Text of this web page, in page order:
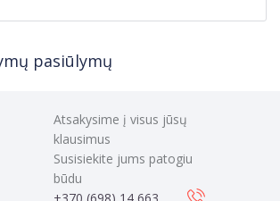
pasiūlymų
Atsakysime į visus jūsų
klausimus
Susisiekite jums patogiu
būdu